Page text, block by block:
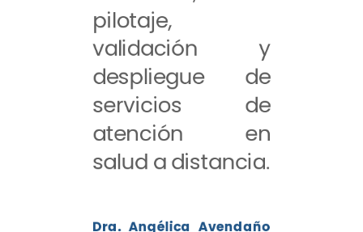
pilotaje,
validación y
despliegue de
servicios de
atención en
salud a distancia.
Dra. Angélica Avendaño